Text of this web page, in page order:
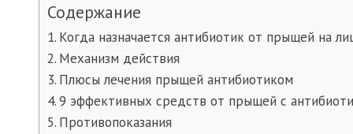
Содержание
Когда назначается антибиотик от прыщей на
Механизм действия
Плюсы лечения прыщей антибиотиком
9 эффективных средств от прыщей с
Противопоказания